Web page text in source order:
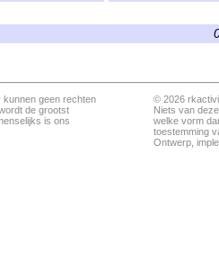
kunnen geen rechten
de grootst
is ons
© 2026
Niets van
welke vorm
toestemming
Ontwerp,